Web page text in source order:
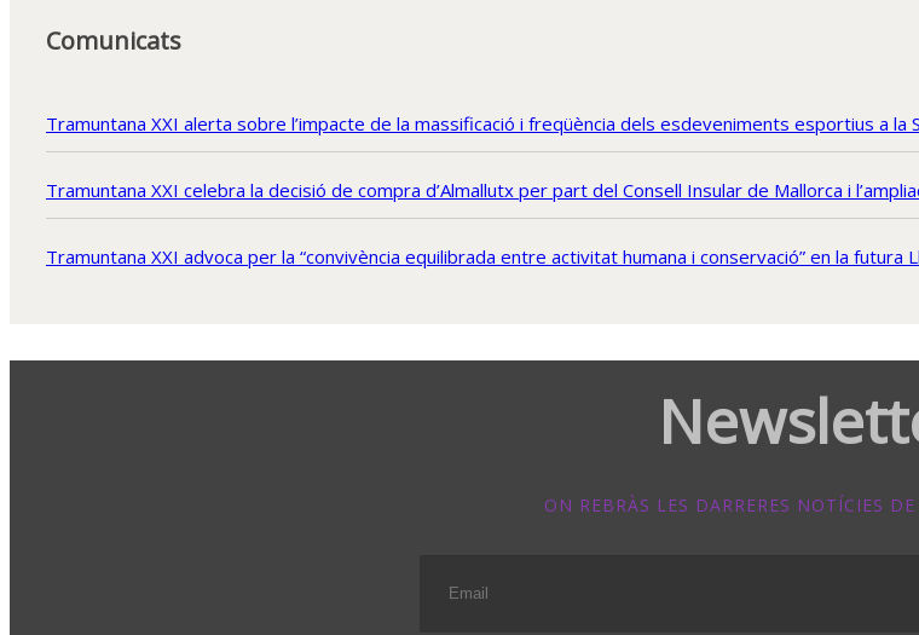
Comunicats
Tramuntana XXI alerta sobre l’impacte de la massificació i freqüència dels esdeveniments esportius a la
Tramuntana XXI celebra la decisió de compra d’Almallutx per part del Consell Insular de Mallorca i
Tramuntana XXI advoca per la “convivència equilibrada entre activitat humana i conservació” en la futura
ON REBRÀS LES DARRERES NOTÍCIES